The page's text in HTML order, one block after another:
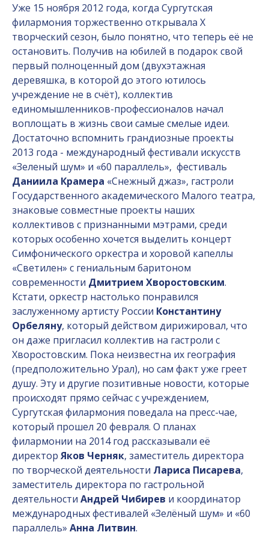
Уже 15 ноября 2012 года, когда Сургутская
филармония торжественно открывала X
творческий сезон, было понятно, что теперь её не
остановить. Получив на юбилей в подарок свой
первый полноценный дом (двухэтажная
деревяшка, в которой до этого ютилось
учреждение не в счёт), коллектив
единомышленников-профессионалов начал
воплощать в жизнь свои самые смелые идеи.
Достаточно вспомнить грандиозные проекты
2013 года - международный фестивали искусств
«Зеленый шум» и «60 параллель», фестиваль
Даниила Крамера «Снежный джаз», гастроли
Государственного академического Малого театра,
знаковые совместные проекты наших
коллективов с признанными мэтрами, среди
которых особенно хочется выделить концерт
Симфонического оркестра и хоровой капеллы
«Светилен» с гениальным баритоном
современности Дмитрием Хворостовским.
Кстати, оркестр настолько понравился
заслуженному артисту России Константину
Орбеляну, который действом дирижировал, что
он даже пригласил коллектив на гастроли с
Хворостовским. Пока неизвестна их география
(предположительно Урал), но сам факт уже греет
душу. Эту и другие позитивные новости, которые
происходят прямо сейчас с учреждением,
Сургутская филармония поведала на пресс-чае,
который прошел 20 февраля. О планах
филармонии на 2014 год рассказывали её
директор Яков Черняк, заместитель директора
по творческой деятельности Лариса Писарева,
заместитель директора по гастрольной
деятельности Андрей Чибирев и координатор
международных фестивалей «Зелёный шум» и «60
параллель» Анна Литвин.